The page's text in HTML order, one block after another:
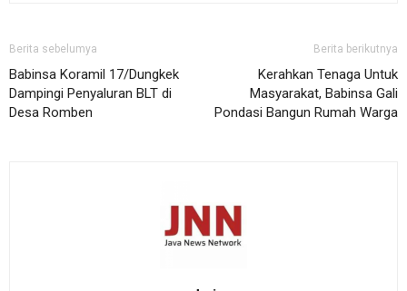
Berita sebelumya
Babinsa Koramil 17/Dungkek
Dampingi Penyaluran BLT di
Desa Romben
Berita berikutnya
Kerahkan Tenaga Untuk
Masyarakat, Babinsa Gali
Pondasi Bangun Rumah Warga